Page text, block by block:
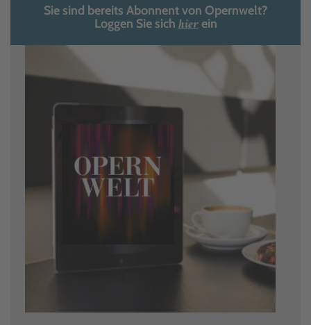
Sie sind bereits Abonnent von Opernwelt?
Loggen Sie sich hierein